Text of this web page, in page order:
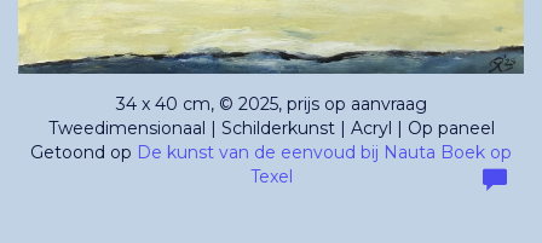
34 x 40 cm, © 2025, prijs op aanvraag
Tweedimensionaal | Schilderkunst | Acryl | Op paneel
Getoond op De kunst van de eenvoud bij Nauta Boek op
Texel